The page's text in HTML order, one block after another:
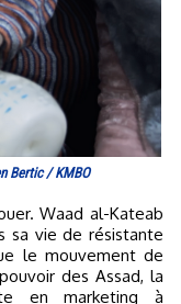
Bertic / KMBO
sa vie de résistante
le mouvement de
des Assad, la
en marketing à